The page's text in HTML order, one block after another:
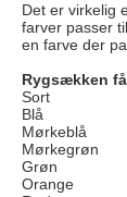
Det er virkelig
farver passer
en farve der
Rygsækken
Sort
Blå
Mørkeblå
Mørkegrøn
Grøn
Orange